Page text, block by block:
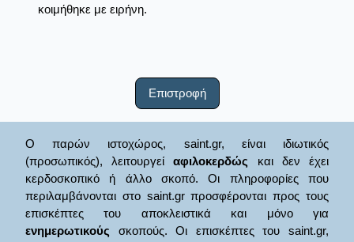
κοιμήθηκε με ειρήνη.
Επιστροφή
Ο παρών ιστοχώρος, saint.gr, είναι ιδιωτικός
(προσωπικός), λειτουργείαφιλοκερδώς και δεν έχει
κερδοσκοπικό ή άλλο σκοπό. Οι πληροφορίες που
περιλαμβάνονται στο saint.gr προσφέρονται προς τους
επισκέπτες του αποκλειστικά και μόνο για
ενημερωτικούς σκοπούς. Οι επισκέπτες του saint.gr,